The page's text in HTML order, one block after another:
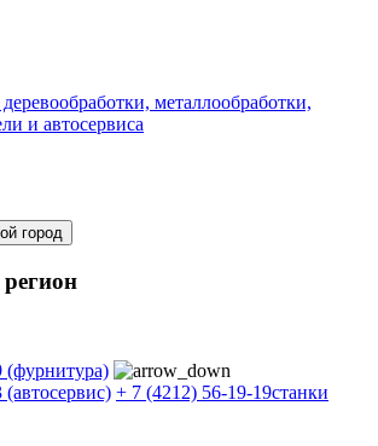
металлообработки,
и автосервиса
город
(фурнитура)
(автосервис) + 7 (4212) 56-19-19станки